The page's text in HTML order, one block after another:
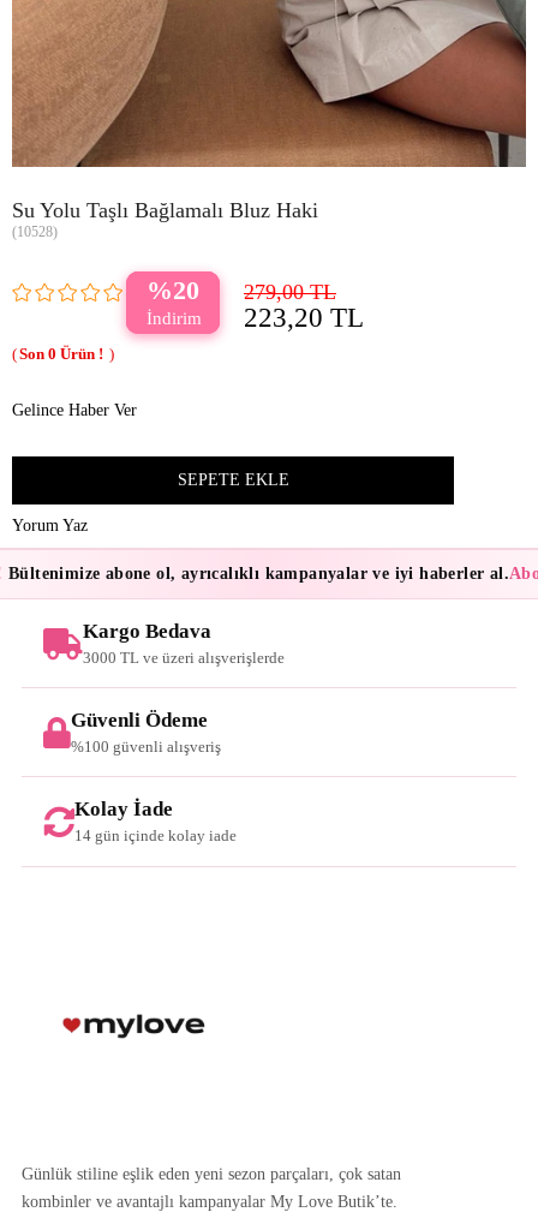
Su Yolu Taşlı Bağlamalı Bluz Haki
(10528)
20 279,00 TL
223,20 TL
0
Gelince Haber Ver
Yorum Yaz
abone ol, ayrıcalıklı kampanyalar ve iyi haberler al.
Kargo Bedava
3000 TL ve üzeri alışverişlerde
Güvenli Ödeme
%100 güvenli alışveriş
Kolay İade
14 gün içinde kolay iade
Günlük stiline eşlik eden yeni sezon parçaları, çok satan
kombinler ve avantajlı kampanyalar My Love Butik’te.